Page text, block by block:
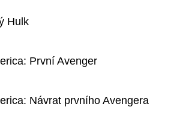
Hulk
První Avenger
Návrat prvního Avengera